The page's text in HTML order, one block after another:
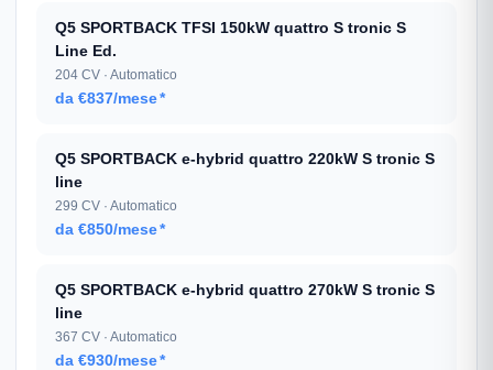
Q5 SPORTBACK TFSI 150kW quattro S tronic S
Line Ed.
204 CV · Automatico
da €837/mese*
Q5 SPORTBACK e-hybrid quattro 220kW S tronic S
line
299 CV · Automatico
da €850/mese*
Q5 SPORTBACK e-hybrid quattro 270kW S tronic S
line
367 CV · Automatico
da €930/mese*